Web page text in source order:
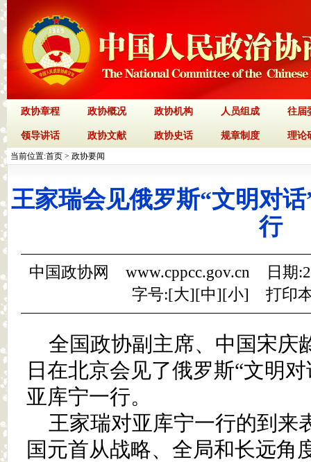
政协章程 政协概况 政协机构 人员组成 往届
领导讲话 政协文献 政协史话 规章制度 理论
当前位置:首页 > 政协要闻
王家瑞会见俄罗斯“文明对
行
中国政协网 www.cppcc.gov.cn 日期
字号:[大][中][小] 打印
全国政协副主席、中国宋庆
日在北京会见了俄罗斯“文明
亚库宁一行。
王家瑞对亚库宁一行的到来
国元首从战略、全局和长远角